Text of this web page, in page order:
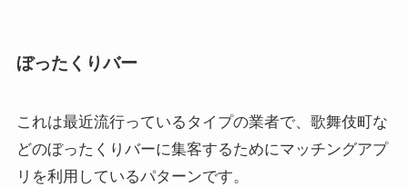
ぼったくりバー
これは最近流行っているタイプの業者で、歌舞伎町な
どのぼったくりバーに集客するためにマッチングアプ
リを利用しているパターンです。